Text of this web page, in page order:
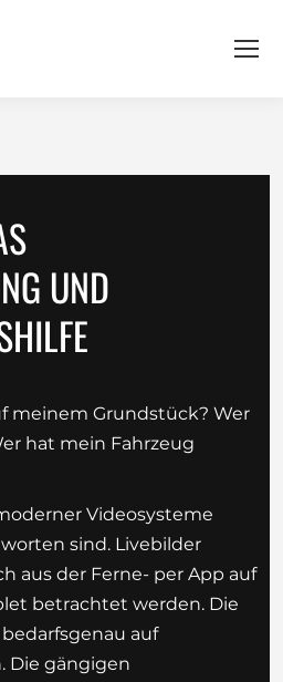
UND
meinem Grundstück? Wer
hat mein Fahrzeug
Videosysteme
sind. Livebilder
aus der Ferne- per App auf
betrachtet werden. Die
auf
Die gängigen